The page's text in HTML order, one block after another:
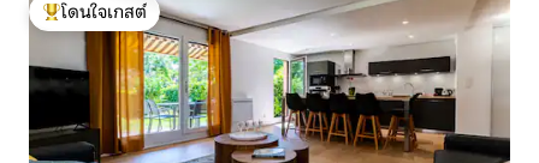
โดนใจเกสต์ที่สุด
โดนใจเกสต์